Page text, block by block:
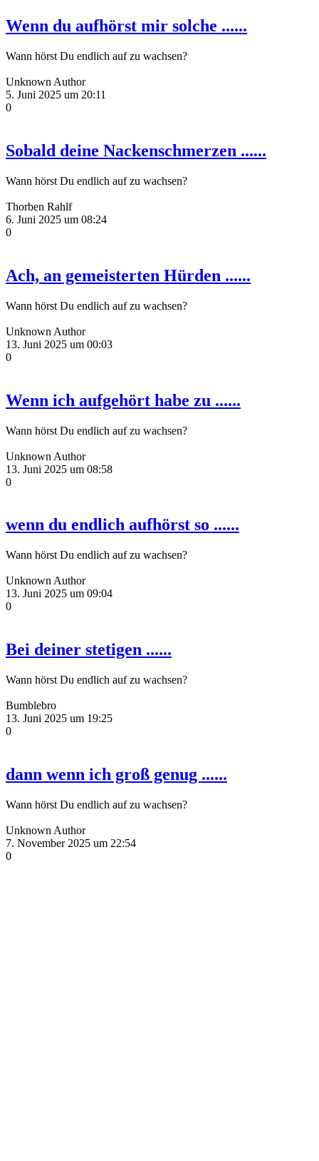
Wenn du aufhörst mir solche ......
Wann hörst Du endlich auf zu wachsen?
Unknown Author
5. Juni 2025 um 20:11
0
Sobald deine Nackenschmerzen ......
Wann hörst Du endlich auf zu wachsen?
Thorben Rahlf
6. Juni 2025 um 08:24
0
Ach, an gemeisterten Hürden ......
Wann hörst Du endlich auf zu wachsen?
Unknown Author
13. Juni 2025 um 00:03
0
Wenn ich aufgehört habe zu ......
Wann hörst Du endlich auf zu wachsen?
Unknown Author
13. Juni 2025 um 08:58
0
wenn du endlich aufhörst so ......
Wann hörst Du endlich auf zu wachsen?
Unknown Author
13. Juni 2025 um 09:04
0
Bei deiner stetigen ......
Wann hörst Du endlich auf zu wachsen?
Bumblebro
13. Juni 2025 um 19:25
0
dann wenn ich groß genug ......
Wann hörst Du endlich auf zu wachsen?
Unknown Author
7. November 2025 um 22:54
0